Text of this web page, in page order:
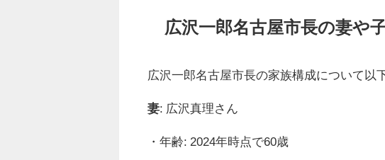
広沢一郎名古屋市長の妻や
広沢一郎名古屋市長の家族構成について以
妻: 広沢真理さん
・年齢: 2024年時点で60歳